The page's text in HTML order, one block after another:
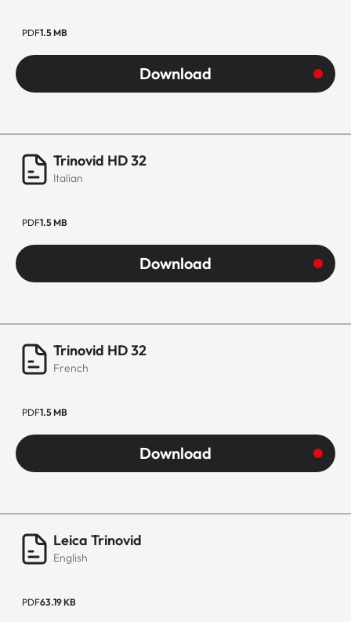
PDF1.5 MB
Download
Trinovid HD 32
Italian
PDF1.5 MB
Download
Trinovid HD 32
French
PDF1.5 MB
Download
Leica Trinovid
English
PDF63.19 KB